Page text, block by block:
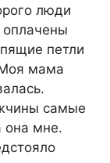
люди
оплачены
петли
мама
самые
она мне.